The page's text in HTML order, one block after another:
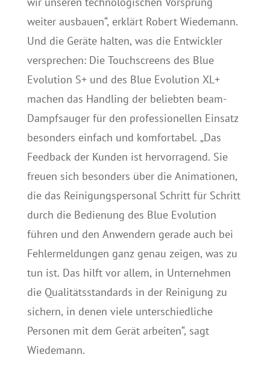
weiter ausbauen“, erklärt Robert Wiedemann.
Und die Geräte halten, was die Entwickler
versprechen: Die Touchscreens des Blue
Evolution S+ und des Blue Evolution XL+
machen das Handling der beliebten beam-
Dampfsauger für den professionellen Einsatz
besonders einfach und komfortabel. „Das
Feedback der Kunden ist hervorragend. Sie
freuen sich besonders über die Animationen,
die das Reinigungspersonal Schritt für Schritt
durch die Bedienung des Blue Evolution
führen und den Anwendern gerade auch bei
Fehlermeldungen ganz genau zeigen, was zu
tun ist. Das hilft vor allem, in Unternehmen
die Qualitätsstandards in der Reinigung zu
sichern, in denen viele unterschiedliche
Personen mit dem Gerät arbeiten“, sagt
Wiedemann.